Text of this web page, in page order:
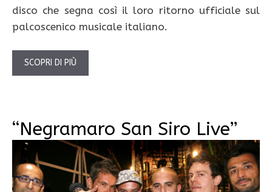
disco che segna così il loro ritorno ufficiale sul
palcoscenico musicale italiano.
SCOPRI DI PIÙ
“Negramaro San Siro Live”